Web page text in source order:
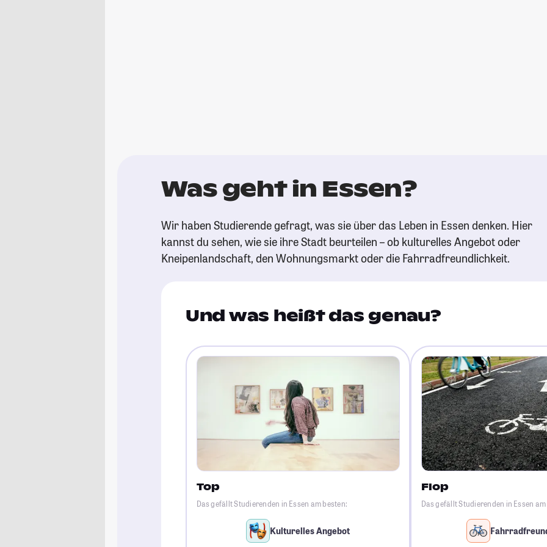
Was geht in Essen?
Wir haben Studierende gefragt, was sie über das Leben in Essen denken. Hier
kannst du sehen, wie sie ihre Stadt beurteilen – ob kulturelles Angebot oder
Kneipenlandschaft, den Wohnungsmarkt oder die Fahrradfreundlichkeit.
Und was heißt das genau?
Top
Das gefällt Studierenden in Essen am besten:
Kulturelles Angebot
Flop
Das gefällt Studierenden in Essen